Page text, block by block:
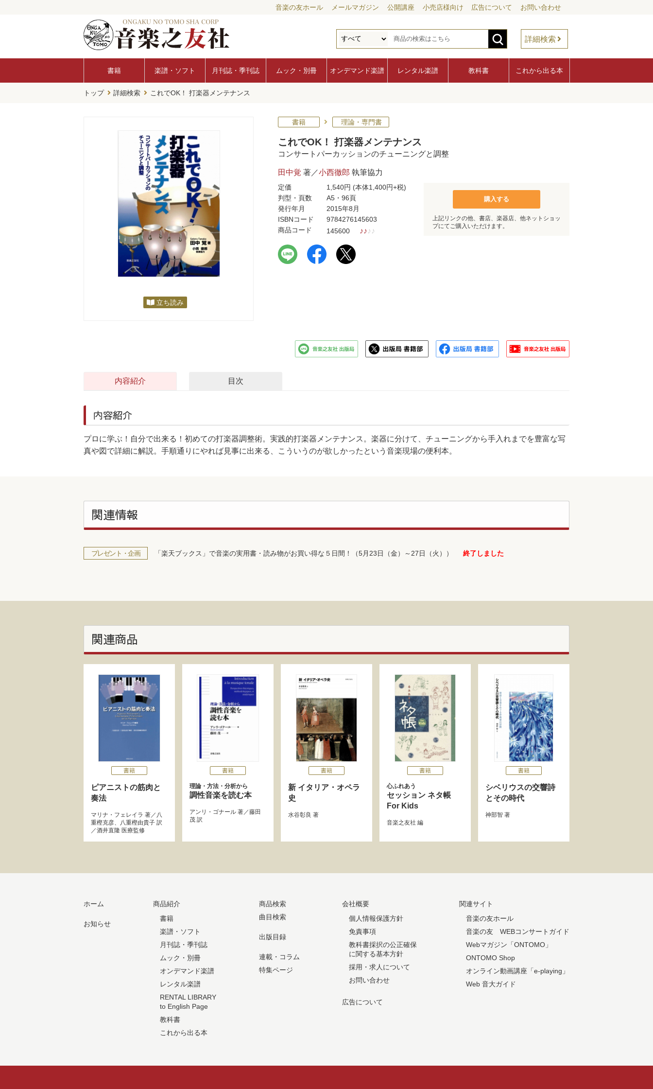
音楽の友ホール メールマガジン 公開講座 小売店様向け 広告について お問い合わせ
詳細検索
書籍 楽譜・ソフト 月刊誌・季刊誌 ムック・別冊 オンデマンド楽譜 レンタル楽譜 教科書 これから出る本
トップ 詳細検索 これでOK！ 打楽器メンテナンス
立ち読み
書籍 理論・専門書
これでOK！ 打楽器メンテナンス
コンサートパーカッションのチューニングと調整
田中覚 著／小西徹郎 執筆協力
定価 1,540円 (本体1,400円+税)
判型・頁数
A5・96頁
発行年月
2015年8月
ISBNコード
9784276145603
商品コード
145600 ♪♪♪ ♪
購入する
上記リンクの他、書店、楽器店、他ネットショッ
プにてご購入いただけます。
内容紹介 目次
内容紹介
プロに学ぶ！自分で出来る！初めての打楽器調整術。実践的打楽器メンテナンス。楽器に分けて、チューニングから手入れまでを豊富な写
真や図で詳細に解説。手順通りにやれば見事に出来る、こういうのが欲しかったという音楽現場の便利本。
関連情報
プレゼント・企画 「楽天ブックス」で音楽の実用書・読み物がお買い得な５日間！（5月23日（金）～27日（火）） 終了しました
関連商品
書籍
ピアニストの筋肉と
奏法
マリナ・フェレイラ 著／ 八
重樫克彦、 八重樫由貴子 訳
／酒井直隆 医療監修
書籍
理論・方法・分析から
調性音楽を読む本
アンリ・ゴナール 著／藤田
茂 訳
書籍
新 イタリア・オペラ
史
水谷彰良 著
書籍
心ふれあう
セッション ネタ帳
For Kids
音楽之友社 編
書籍
シベリウスの交響詩
とその時代
神部智 著
ホーム
お知らせ
商品紹介
書籍
楽譜・ソフト
月刊誌・季刊誌
ムック・別冊
オンデマンド楽譜
レンタル楽譜
RENTAL LIBRARY
to English Page
教科書
これから出る本
商品検索
曲目検索
出版目録
連載・コラム
特集ページ
会社概要
個人情報保護方針
免責事項
教科書採択の公正確保
に関する基本方針
採用・求人について
お問い合わせ
広告について
関連サイト
音楽の友ホール
音楽の友 WEBコンサートガイド
Webマガジン「ONTOMO」
ONTOMO Shop
オンライン動画講座「e-playing」
Web 音大ガイド